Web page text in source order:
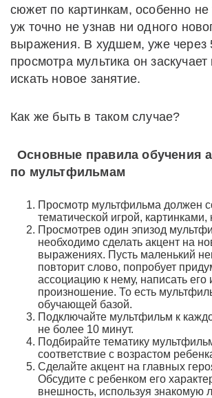
сюжет по картинкам, особенно не
уж точно не узнав ни одного
выражения. В худшем, уже через
просмотра мультика он заскучает
искать новое занятие.
Как же быть в таком случае?
Основные правила обучения
по мультфильмам
Просмотр мультфильма должен
тематической игрой, картинками,
Просмотрев один эпизод
необходимо сделать акцент на
выражениях. Пусть маленький
повторит слово, попробует
ассоциацию к нему, написать его
произношение. То есть
обучающей базой.
Подключайте мультфильм к
не более 10 минут.
Подбирайте тематику
соответствие с возрастом
Сделайте акцент на главных
Обсудите с ребенком его
внешность, используя знакомую